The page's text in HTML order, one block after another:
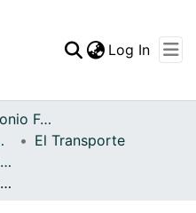
Statistics
Log In
Archivo del Patrimonio Fotográfico y Fílmico del Valle del Cauca
Valle del Cauca
El Transporte
APFFVC - El Ferrocarril - Patrimonial
Ferrocarril del Pacífico, recta de Arroyohondo